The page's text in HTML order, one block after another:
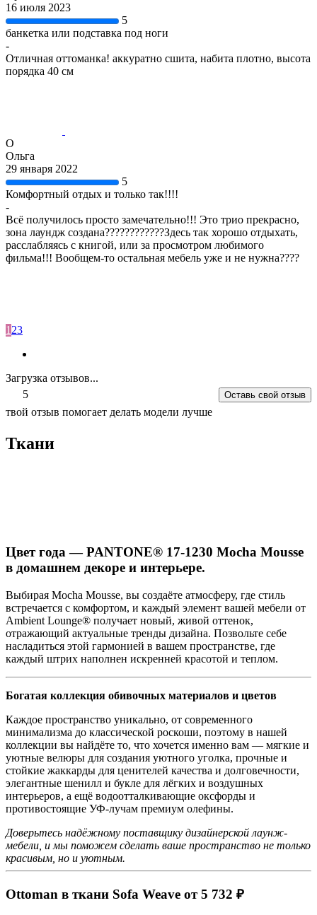
16 июля 2023
5
банкетка или подставка под ноги
-
Отличная оттоманка! аккуратно сшита, набита плотно, высота
порядка 40 см
О
Ольга
29 января 2022
5
Комфортный отдых и только так!!!!
-
Всё получилось просто замечательно!!! Это трио прекрасно,
зона лаундж создана????????????Здесь так хорошо отдыхать,
расслабляясь с книгой, или за просмотром любимого
фильма!!! Вообщем-то остальная мебель уже и не нужна????
1 23
Загрузка отзывов...
5
Оставь свой отзыв
твой отзыв помогает делать модели лучше
Ткани
Цвет года — PANTONE® 17-1230 Mocha Mousse
в домашнем декоре и интерьере.
Выбирая Mocha Mousse, вы создаёте атмосферу, где стиль
встречается с комфортом, и каждый элемент вашей мебели от
Ambient Lounge® получает новый, живой оттенок,
отражающий актуальные тренды дизайна. Позвольте себе
насладиться этой гармонией в вашем пространстве, где
каждый штрих наполнен искренней красотой и теплом.
Богатая коллекция обивочных материалов и цветов
Каждое пространство уникально, от современного
минимализма до классической роскоши, поэтому в нашей
коллекции вы найдёте то, что хочется именно вам — мягкие и
уютные велюры для создания уютного уголка, прочные и
стойкие жаккарды для ценителей качества и долговечности,
элегантные шенилл и букле для лёгких и воздушных
интерьеров, а ещё водоотталкивающие оксфорды и
противостоящие УФ-лучам премиум олефины.
Доверьтесь надёжному поставщику дизайнерской лаунж-
мебели, и мы поможем сделать ваше пространство не только
красивым, но и уютным.
Ottoman в ткани Sofa Weave от 5 732 ₽